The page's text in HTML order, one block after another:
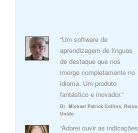
“Um software de
aprendizagem de línguas
de destaque que nos
imerge completamente no
idioma. Um produto
fantástico e inovador.”
Dr. Michael Patrick Collins, Reino
Unido
“Adorei ouvir as indicações